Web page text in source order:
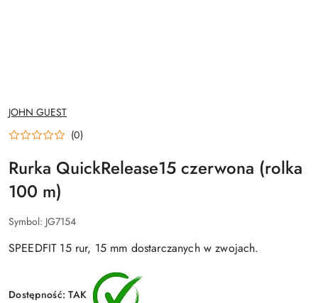
NAZWA
PRODUCENTA:
JOHN GUEST
(0)
Rurka QuickRelease15 czerwona (rolka
100 m)
Symbol: JG7154
SPEEDFIT 15 rur, 15 mm dostarczanych w zwojach.
Dostępność:TAK